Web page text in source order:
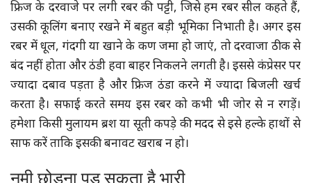
फ्रिज के दरवाजे पर लगी रबर की पट्टी, जिसे हम रबर सील कहते हैं,
उसकी कूलिंग बनाए रखने में बहुत बड़ी भूमिका निभाती है। अगर इस
रबर में धूल, गंदगी या खाने के कण जमा हो जाएं, तो दरवाजा ठीक से
बंद नहीं होता और ठंडी हवा बाहर निकलने लगती है। इससे कंप्रेसर पर
ज्यादा दबाव पड़ता है और फ्रिज ठंडा करने में ज्यादा बिजली खर्च
करता है। सफाई करते समय इस रबर को कभी भी जोर से न रगड़ें।
हमेशा किसी मुलायम ब्रश या सूती कपड़े की मदद से इसे हल्के हाथों से
साफ करें ताकि इसकी बनावट खराब न हो।
नमी छोड़ना पड़ सकता है भारी